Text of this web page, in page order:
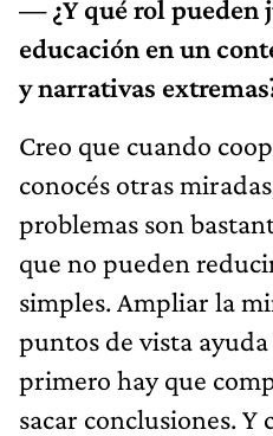
— ¿Y qué rol
educación en un
y narrativas
Creo que cuando
conocés otras
problemas son
que no pueden
simples. Ampliar la
puntos de vista
primero hay que
sacar conclusiones. Y